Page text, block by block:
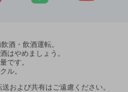
酒・飲酒運転。
はやめましょう。
です。
ル。
および共有はご遠慮ください。